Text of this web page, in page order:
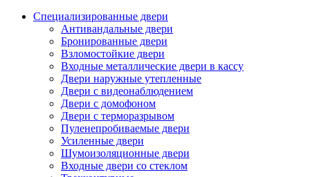
Специализированные двери
Антивандальные двери
Бронированные двери
Взломостойкие двери
Входные металлические двери в кассу
Двери наружные утепленные
Двери с видеонаблюдением
Двери с домофоном
Двери с терморазрывом
Пуленепробиваемые двери
Усиленные двери
Шумоизоляционные двери
Входные двери со стеклом